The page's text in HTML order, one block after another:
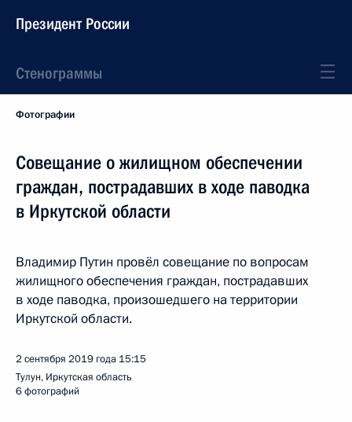
Президент России
Стенограммы
Фотографии
Совещание о жилищном обеспечении
граждан, пострадавших в ходе паводка
в Иркутской области
Владимир Путин провёл совещание по вопросам
жилищного обеспечения граждан, пострадавших
в ходе паводка, произошедшего на территории
Иркутской области.
2 сентября 2019 года 15:15
Тулун, Иркутская область
6 фотографий